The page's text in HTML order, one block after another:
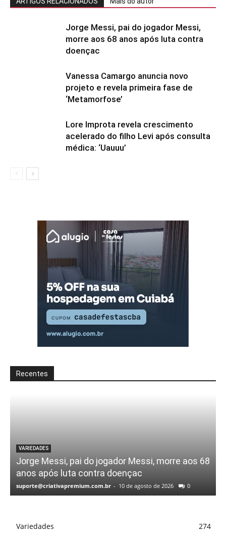
Jorge Messi, pai do jogador Messi,
morre aos 68 anos após luta contra
doençac
Vanessa Camargo anuncia novo
projeto e revela primeira fase de
‘Metamorfose’
Lore Improta revela crescimento
acelerado do filho Levi após consulta
médica: ‘Uauuu’
Recentes
VARIEDADES
Jorge Messi, pai do jogador Messi, morre aos 68
anos após luta contra doençac
suporte@criativapremium.com.br - 10 de agosto de 2026 0
Variedades
274